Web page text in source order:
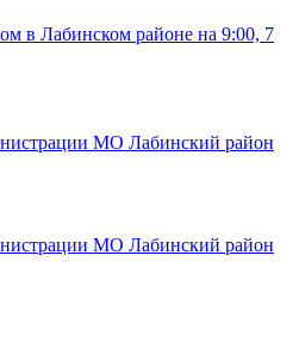
в Лабинском районе на 9:00, 7
МО Лабинский район
МО Лабинский район